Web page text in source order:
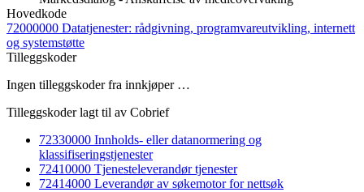
Hovedkode
72000000 Datatjenester: rådgivning, programvareutvikling, internett
og systemstøtte
Tilleggskoder
Ingen tilleggskoder fra innkjøper …
Tilleggskoder lagt til av Cobrief
72330000 Innholds- eller datanormering og
klassifiseringstjenester
72410000 Tjenesteleverandør tjenester
72414000 Leverandør av søkemotor for nettsøk